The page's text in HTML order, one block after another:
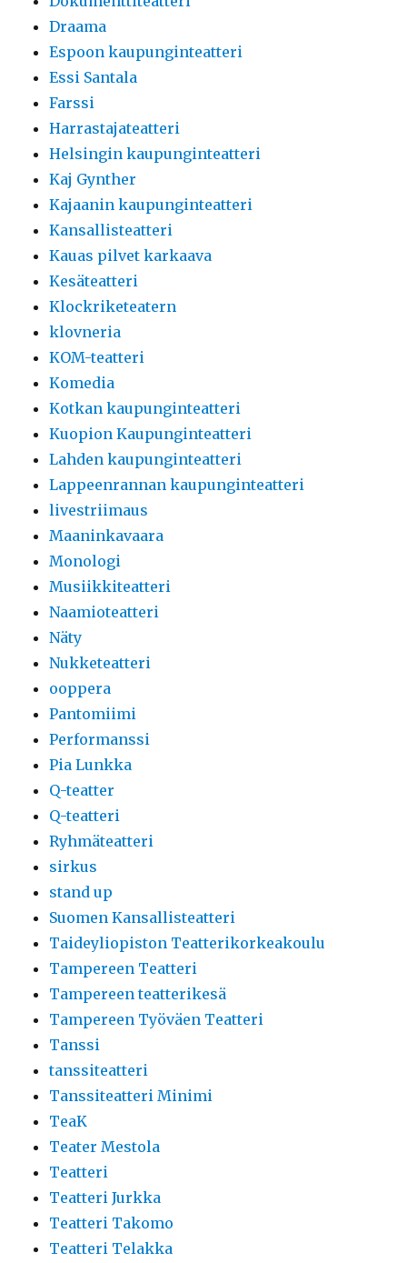
Draama
Espoon kaupunginteatteri
Essi Santala
Farssi
Harrastajateatteri
Helsingin kaupunginteatteri
Kaj Gynther
Kajaanin kaupunginteatteri
Kansallisteatteri
Kauas pilvet karkaava
Kesäteatteri
Klockriketeatern
klovneria
KOM-teatteri
Komedia
Kotkan kaupunginteatteri
Kuopion Kaupunginteatteri
Lahden kaupunginteatteri
Lappeenrannan kaupunginteatteri
livestriimaus
Maaninkavaara
Monologi
Musiikkiteatteri
Naamioteatteri
Näty
Nukketeatteri
ooppera
Pantomiimi
Performanssi
Pia Lunkka
Q-teatter
Q-teatteri
Ryhmäteatteri
sirkus
stand up
Suomen Kansallisteatteri
Taideyliopiston Teatterikorkeakoulu
Tampereen Teatteri
Tampereen teatterikesä
Tampereen Työväen Teatteri
Tanssi
tanssiteatteri
Tanssiteatteri Minimi
TeaK
Teater Mestola
Teatteri
Teatteri Jurkka
Teatteri Takomo
Teatteri Telakka